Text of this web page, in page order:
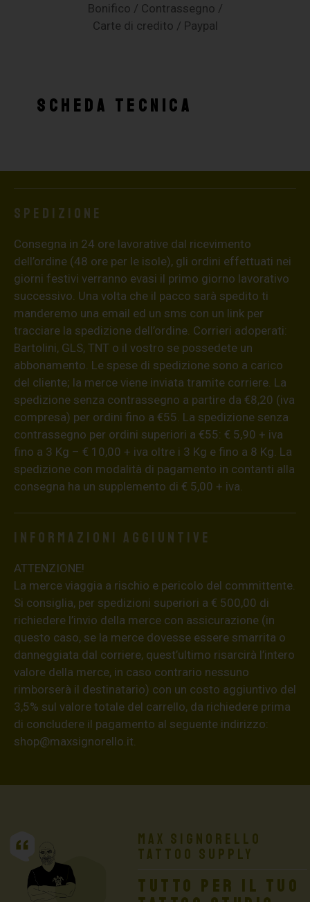
Bonifico / Contrassegno /
Carte di credito / Paypal
SCHEDA TECNICA
Spedizione
Consegna in 24 ore lavorative dal ricevimento
dell’ordine (48 ore per le isole), gli ordini effettuati nei
giorni festivi verranno evasi il primo giorno lavorativo
successivo. Una volta che il pacco sarà spedito ti
manderemo una email ed un sms con un link per
tracciare la spedizione dell’ordine. Corrieri adoperati:
Bartolini, GLS, TNT o il vostro se possedete un
abbonamento. Le spese di spedizione sono a carico
del cliente; la merce viene inviata tramite corriere. La
spedizione senza contrassegno a partire da €8,20 (iva
compresa) per ordini fino a €55. La spedizione senza
contrassegno per ordini superiori a €55: € 5,90 + iva
fino a 3 Kg – € 10,00 + iva oltre i 3 Kg e fino a 8 Kg. La
spedizione con modalità di pagamento in contanti alla
consegna ha un supplemento di € 5,00 + iva.
Informazioni aggiuntive
ATTENZIONE!
La merce viaggia a rischio e pericolo del committente.
Si consiglia, per spedizioni superiori a € 500,00 di
richiedere l’invio della merce con assicurazione (in
questo caso, se la merce dovesse essere smarrita o
danneggiata dal corriere, quest’ultimo risarcirà l’intero
valore della merce, in caso contrario nessuno
rimborserà il destinatario) con un costo aggiuntivo del
3,5% sul valore totale del carrello, da richiedere prima
di concludere il pagamento al seguente indirizzo:
shop@maxsignorello.it
Max Signorello
Tattoo Supply
TUTTO PER IL TUO